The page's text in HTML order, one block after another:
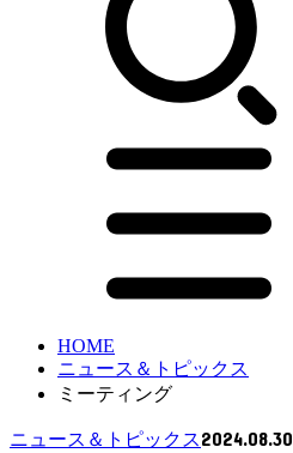
HOME
ニュース＆トピックス
ミーティング
ニュース＆トピックス2024.08.30